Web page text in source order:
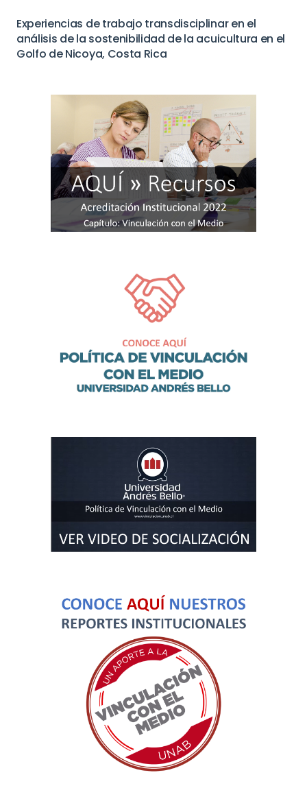
Experiencias de trabajo transdisciplinar en el
análisis de la sostenibilidad de la acuicultura en el
Golfo de Nicoya, Costa Rica